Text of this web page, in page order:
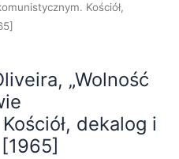
Kościół,
„Wolność
dekalog i